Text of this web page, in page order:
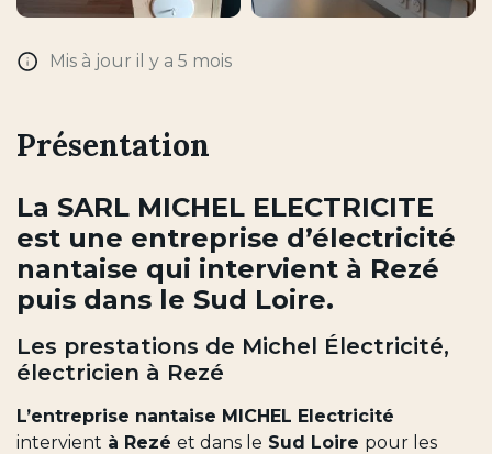
Mis à jour il y a 5 mois
Présentation
La SARL MICHEL ELECTRICITE
est une entreprise d’électricité
nantaise qui intervient à Rezé
puis dans le Sud Loire.
Les prestations de Michel Électricité,
électricien à Rezé
L’entreprise nantaise MICHEL Electricité
intervient à Rezé et dans le Sud Loire pour les